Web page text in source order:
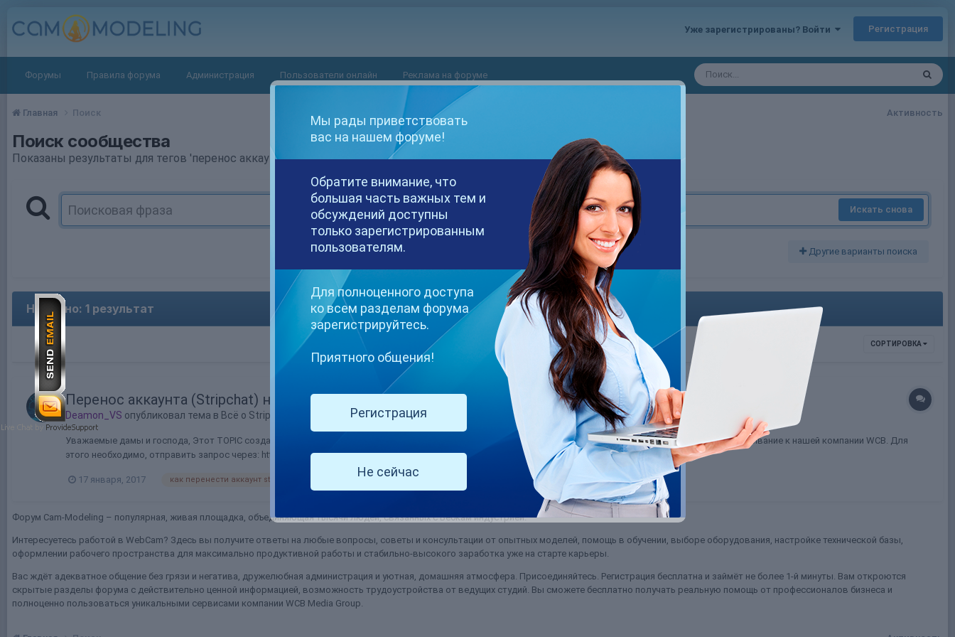
Уже зарегистрированы? Войти Регистрация
Форумы Правила форума Администрация Пользователи онлайн Реклама на форуме
Активность
Главная Поиск
Поиск сообщества
Показаны результаты для тегов 'перенос аккаунта stripchat'.
Искать снова
Другие варианты поиска
Найдено: 1 результат
СОРТИРОВКА
Перенос аккаунта (Stripchat) на обслуживание к WCB
Deamon_VS опубликовал тема в Всё о Stripchat
Уважаемые дамы и господа, Этот TOPIC создан для того, чтобы дать информацию о том, как перенести свой индивидуальный аккаунт (Stripchat) на обслуживание к нашей компании WCB. Для
этого необходимо, отправить запрос через: https://stripchat.com/support либо напрямую на email: help@stripchat....
17 января, 2017 как перенести аккаунт stripchat к wcb (и ещё 3 )
Форум Cam-Modeling – популярная, живая площадка, объединяющая тысячи людей, связанных с Вебкам индустрией.
Интересуетесь работой в WebCam? Здесь вы получите ответы на любые вопросы, советы и консультации от опытных моделей, помощь в обучении, выборе оборудования, настройке технической базы,
оформлении рабочего пространства для максимально продуктивной работы и стабильно-высокого заработка уже на старте карьеры.
Вас ждёт адекватное общение без грязи и негатива, дружелюбная администрация и уютная, домашняя атмосфера. Присоединяйтесь. Регистрация бесплатна и займёт не более 1-й минуты. Вам откроются
скрытые разделы форума с действительно ценной информацией, возможность трудоустройства от ведущих студий. Вы сможете бесплатно получать реальную помощь от профессионалов бизнеса и
полноценно пользоваться уникальными сервисами компании WCB Media Group.
Мы рады приветствовать
вас на нашем форуме!
Обратите внимание, что
большая часть важных тем и
обсуждений доступны
только зарегистрированным
пользователям.
Для полноценного доступа
ко всем разделам форума
зарегистрируйтесь.
Приятного общения!
Регистрация
Не сейчас